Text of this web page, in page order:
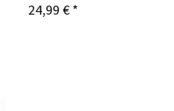
24,99 € *